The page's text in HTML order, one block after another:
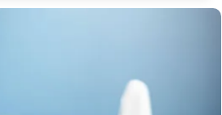
ناپ کامرس پلاگین های کاربردی کامرس قالب های رایگان ناپ